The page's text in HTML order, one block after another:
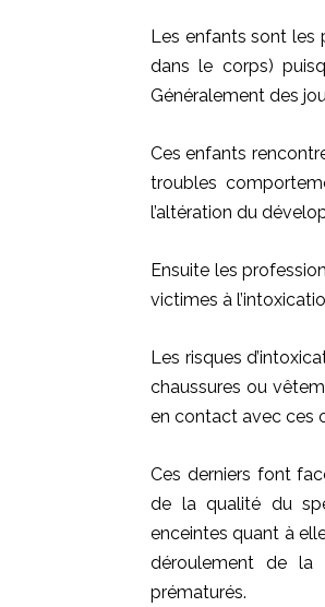
Les enfants sont les
dans le corps)
Généralement des
Ces enfants
troubles
l’altération du
Ensuite les
victimes à
Les risques
chaussures ou
en contact avec ces
Ces derniers font
de la qualité du
enceintes quant à
déroulement de la
prématurés.